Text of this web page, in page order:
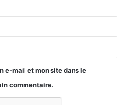
e-mail et mon site dans le
commentaire.